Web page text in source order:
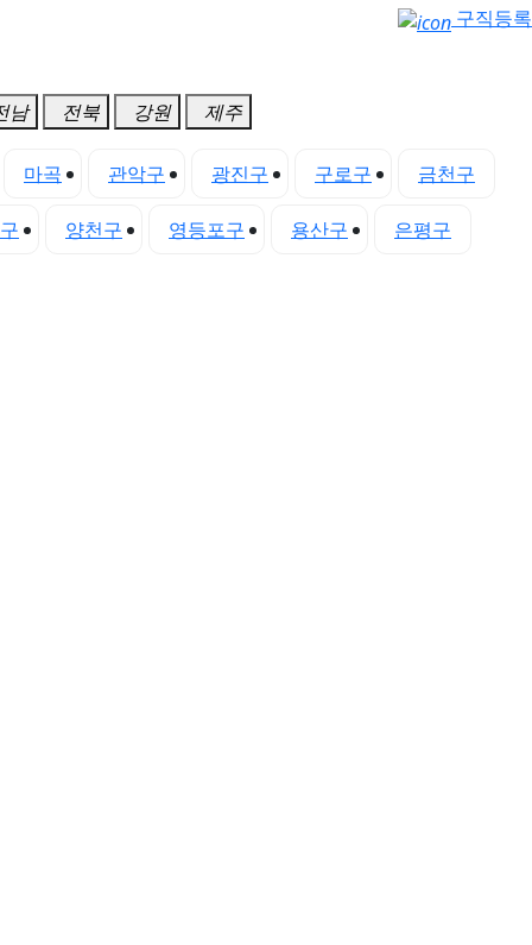
구직등록
남 전북 강원 제주
마곡 관악구 광진구 구로구 금천구
양천구 영등포구 용산구 은평구